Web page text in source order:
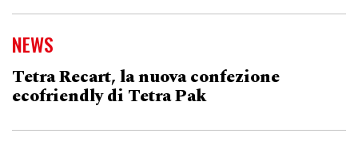
NEWS
Tetra Recart, la nuova confezione
ecofriendly di Tetra Pak